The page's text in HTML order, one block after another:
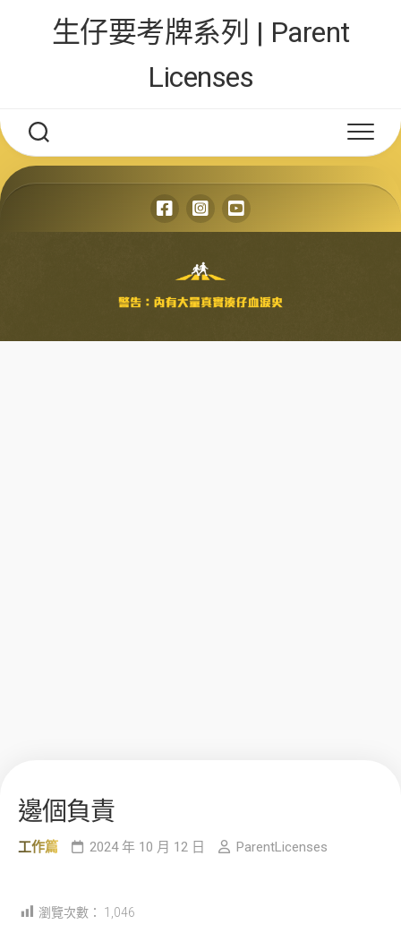
生仔要考牌系列 | Parent
Licenses
邊個負責
工作篇 2024 年 10 月 12 日 ParentLicenses
瀏覽次數： 1,046